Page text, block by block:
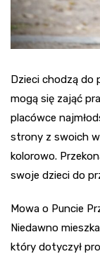
Dzieci chodzą do
mogą się zająć
placówce
strony z swoich
kolorowo.
swoje dzieci do
Mowa o Puncie
Niedawno
który dotyczył